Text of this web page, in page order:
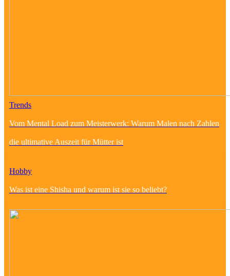
Trends
Vom Mental Load zum Meisterwerk: Warum Malen nach Zahlen
die ultimative Auszeit für Mütter ist
Hobby
Was ist eine Shisha und warum ist sie so beliebt?